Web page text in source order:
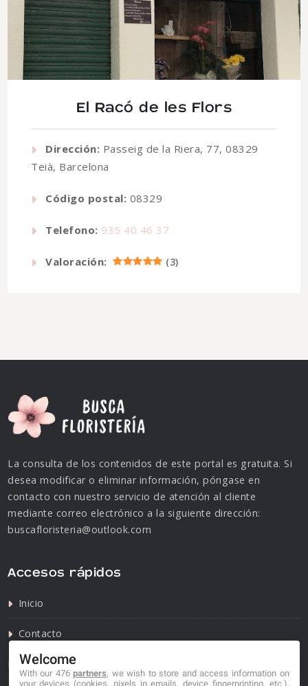
El Racó de les Flors
Dirección: Passeig de la Riera, 77, 08329
Teià, Barcelona
Código postal: 08329
Telefono: 935 40 46 37
Valoración: (3)
La consulta de los contenidos de este portal es gratuita. Si
desea modificar o eliminar información, póngase en
contacto con nuestro servicio de atención al cliente
mediante correo electrónico a la siguiente dirección:
buscafloristeria@outlook.com
Accesos rápidos
Inicio
Contacto
Política de privacidad
Welcome
With our 476partners, we wish to store and access information on
your devices (cookies, pixels in emails, device fingerprinting, etc.),